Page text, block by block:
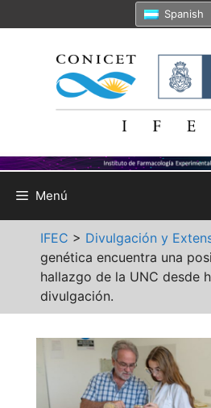
al
Spanish
Menú
IFEC > Divulgación y
genética encuentra una
hallazgo de la UNC desde
divulgación.